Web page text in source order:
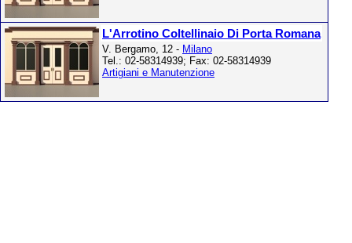
L'Arrotino Coltellinaio Di Porta Romana
V. Bergamo, 12 - Milano
Tel.: 02-58314939; Fax: 02-58314939
Artigiani e Manutenzione